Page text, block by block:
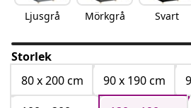
Ljusgrå Mörkgrå Svart
Storlek
80 x 200 cm
90 x 190 cm